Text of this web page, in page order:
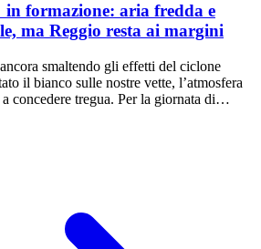
formazione: aria fredda e
ma Reggio resta ai margini
smaltendo gli effetti del ciclone
il bianco sulle nostre vette, l’atmosfera
concedere tregua. Per la giornata di
nuova e profonda struttura